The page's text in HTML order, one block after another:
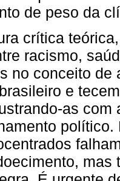
de peso da
crítica
racismo,
no conceito
e
as
mas